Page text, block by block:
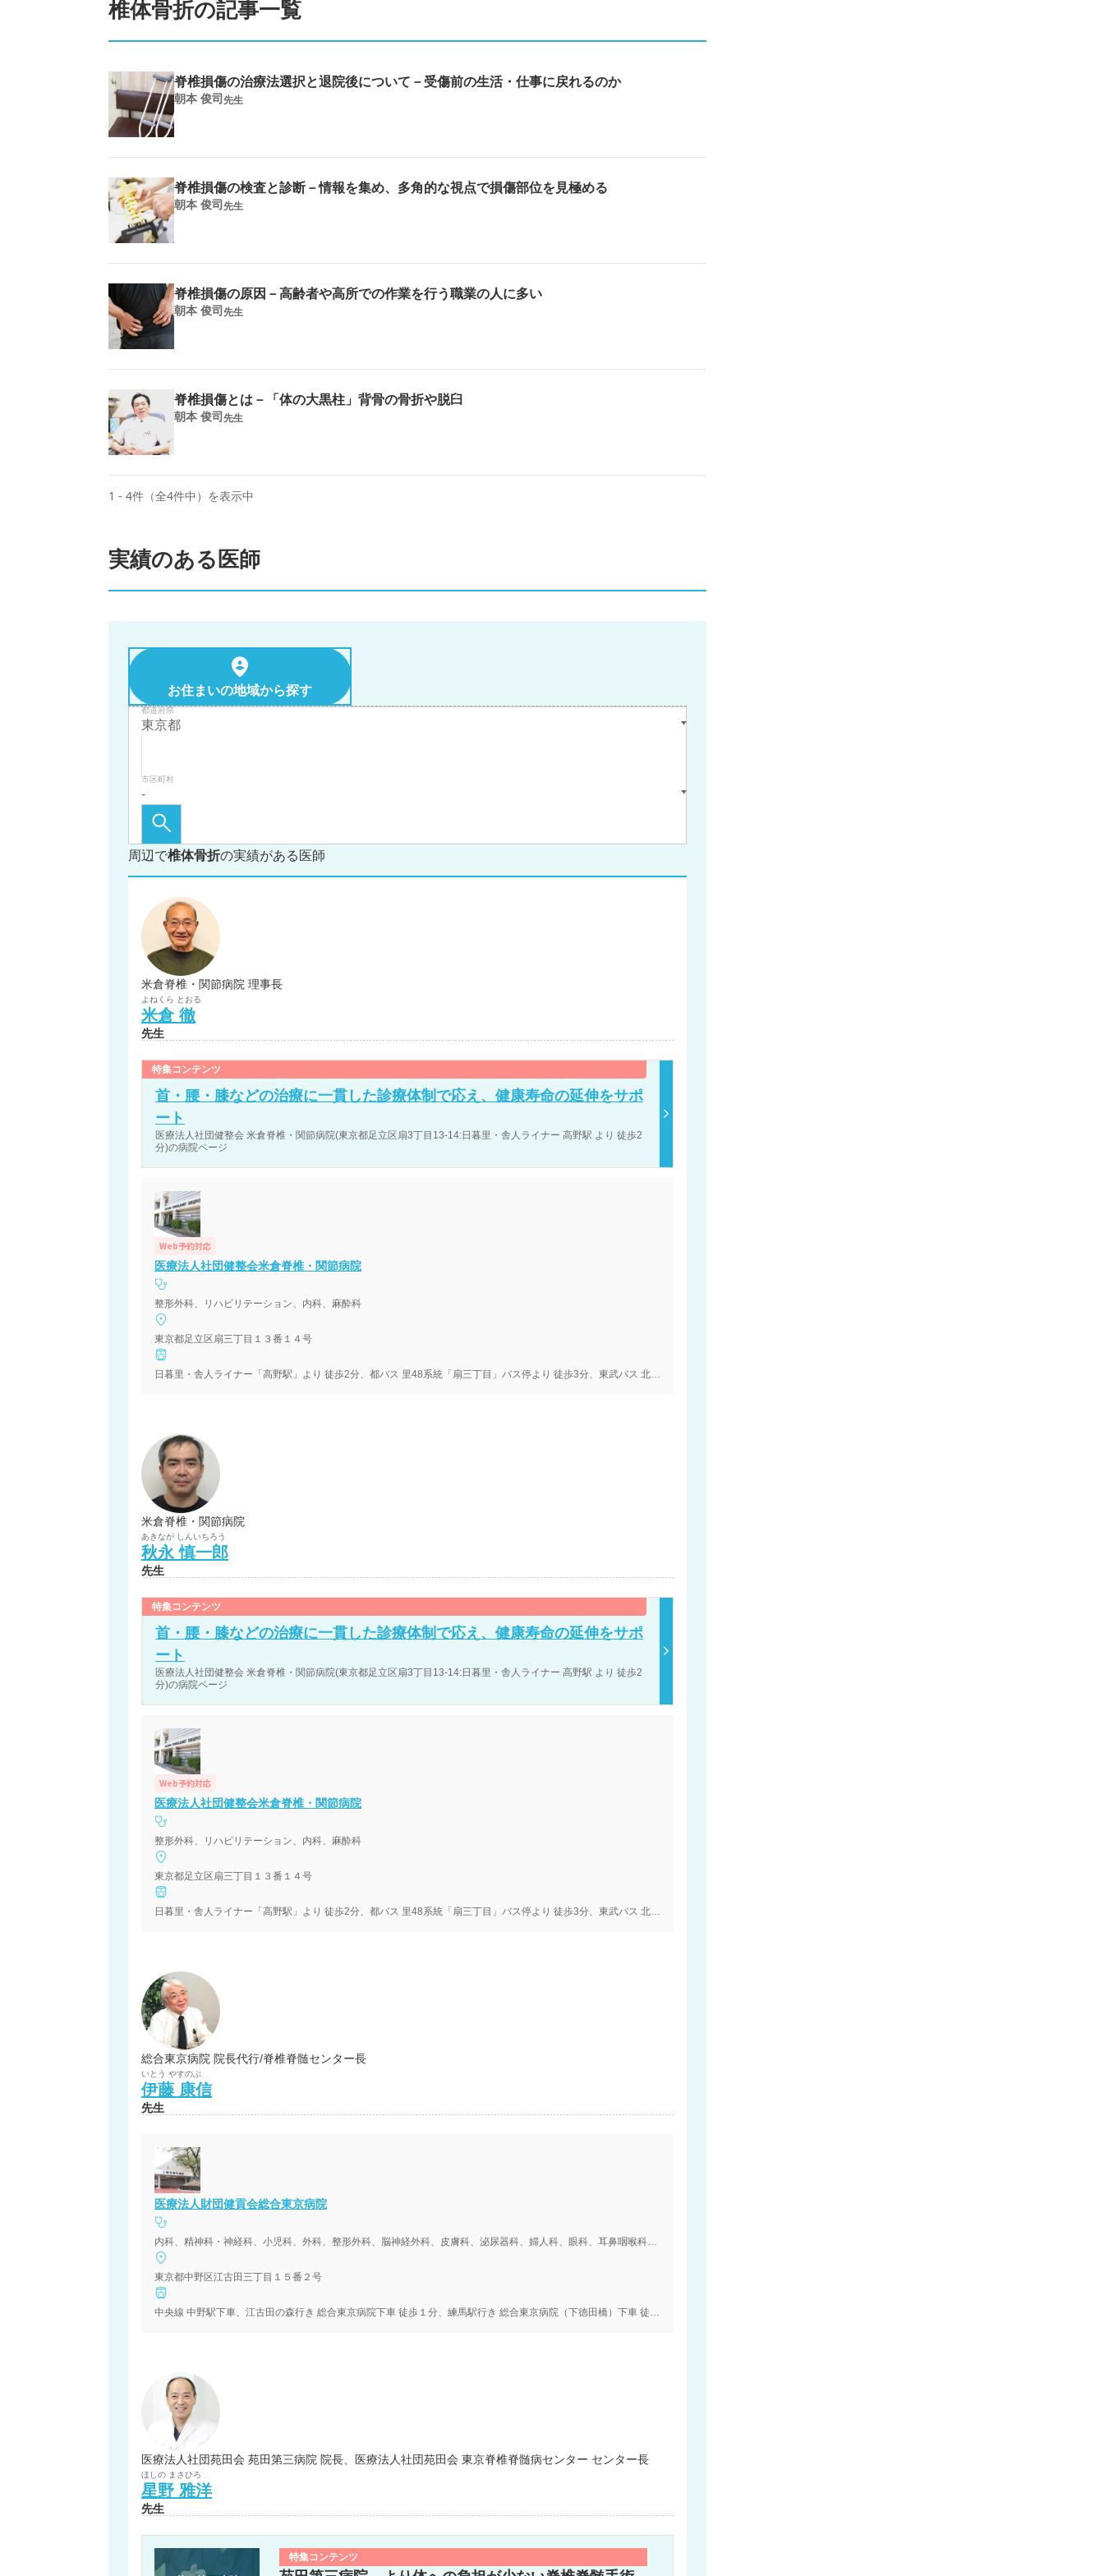
椎体骨折の記事一覧
脊椎損傷の治療法選択と退院後について－受傷前の生活・仕事に戻れるのか
朝本 俊司先生
脊椎損傷の検査と診断－情報を集め、多角的な視点で損傷部位を見極める
朝本 俊司先生
脊椎損傷の原因－高齢者や高所での作業を行う職業の人に多い
朝本 俊司先生
脊椎損傷とは－「体の大黒柱」背骨の骨折や脱臼
朝本 俊司先生
1 - 4件（全4件中）を表示中
実績のある医師
お住まいの地域から探す
都道府県
市区町村
周辺で椎体骨折の実績がある医師
米倉脊椎・関節病院 理事長
よねくら とおる
米倉 徹
先生
特集コンテンツ
首・腰・膝などの治療に一貫した診療体制で応え、健康寿命の延伸をサポ
ート
医療法人社団健整会 米倉脊椎・関節病院(東京都足立区扇3丁目13-14:日暮里・舎人ライナー 高野駅 より 徒歩2
分)の病院ページ
Web予約対応
医療法人社団健整会米倉脊椎・関節病院
整形外科、リハビリテーション、内科、麻酔科
東京都足立区扇三丁目１３番１４号
日暮里・舎人ライナー「高野駅」より 徒歩2分、都バス 里48系統「扇三丁目」バス停より 徒歩3分、東武バス 北05系統「扇三丁目」バス停より 徒歩3分、環状七号線「江北陸橋」から 車3分、首都高速「扇大橋」出口から 車5分
米倉脊椎・関節病院
あきなが しんいちろう
秋永 慎一郎
先生
特集コンテンツ
首・腰・膝などの治療に一貫した診療体制で応え、健康寿命の延伸をサポ
ート
医療法人社団健整会 米倉脊椎・関節病院(東京都足立区扇3丁目13-14:日暮里・舎人ライナー 高野駅 より 徒歩2
分)の病院ページ
Web予約対応
医療法人社団健整会米倉脊椎・関節病院
整形外科、リハビリテーション、内科、麻酔科
東京都足立区扇三丁目１３番１４号
日暮里・舎人ライナー「高野駅」より 徒歩2分、都バス 里48系統「扇三丁目」バス停より 徒歩3分、東武バス 北05系統「扇三丁目」バス停より 徒歩3分、環状七号線「江北陸橋」から 車3分、首都高速「扇大橋」出口から 車5分
総合東京病院 院長代行/脊椎脊髄センター長
いとう やすのぶ
伊藤 康信
先生
医療法人財団健貢会総合東京病院
内科、精神科・神経科、小児科、外科、整形外科、脳神経外科、皮膚科、泌尿器科、婦人科、眼科、耳鼻咽喉科、リハビリテーション、放射線科、麻酔科、歯科、形成外科、神経内科、美容外科、心臓血管外科、歯科口腔外科、呼吸器外科、呼吸器内科、消化器科、循環器科、糖尿病内科、血液内科、救急科、産婦人科
東京都中野区江古田三丁目１５番２号
中央線 中野駅下車、江古田の森行き 総合東京病院下車 徒歩１分、練馬駅行き 総合東京病院（下徳田橋）下車 徒歩１分、大江戸線 新江古田駅下車 徒歩10分、西武新宿線 沼袋駅下車 徒歩13分
医療法人社団苑田会 苑田第三病院 院長、医療法人社団苑田会 東京脊椎脊髄病センター センター長
ほしの まさひろ
星野 雅洋
先生
特集コンテンツ